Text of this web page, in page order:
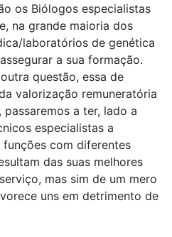
os Biólogos especialistas
na grande maioria dos
laboratórios de genética
a sua formação.
questão, essa de
valorização remuneratória
a ter, lado a
especialistas a
funções com diferentes
das suas melhores
mas sim de um mero
uns em detrimento de